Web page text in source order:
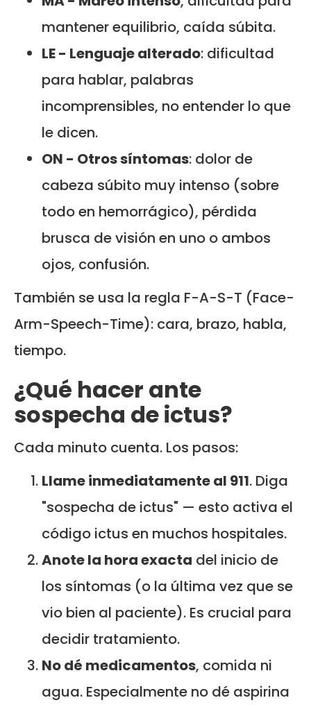
mantener equilibrio, caída súbita.
LE - Lenguaje alterado: dificultad
para hablar, palabras
incomprensibles, no entender lo que
le dicen.
ON - Otros síntomas: dolor de
cabeza súbito muy intenso (sobre
todo en hemorrágico), pérdida
brusca de visión en uno o ambos
ojos, confusión.
También se usa la regla F-A-S-T (Face-
Arm-Speech-Time): cara, brazo, habla,
tiempo.
¿Qué hacer ante
sospecha de ictus?
Cada minuto cuenta. Los pasos:
Llame inmediatamente al 911. Diga
"sospecha de ictus" — esto activa el
código ictus en muchos hospitales.
Anote la hora exacta del inicio de
los síntomas (o la última vez que se
vio bien al paciente). Es crucial para
decidir tratamiento.
No dé medicamentos, comida ni
agua. Especialmente no dé aspirina